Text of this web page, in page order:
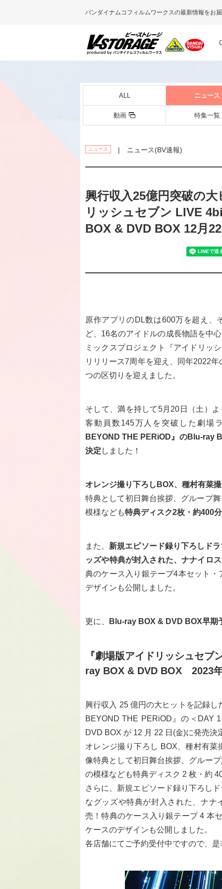
バンダイナムコフィルムワークスの最新情報をお
ALL ニュース
動画 特集一覧
ニュース | ニュース(BV速報)
興行収入25億円突破の
リッシュセブン LIVE
BOX & DVD BOX 12月
原作アプリのDL数は600万を超え、
ど、16名のアイドルの成長物語を中
ミックスプロジェクト『アイドリッ
リリリース7周年を迎え、同年2022
つの区切りを迎えました。
そして、満を持して5月20日（土）
客動員数145万人を突破した劇場
BEYOND THE PERiOD』のBlu-ray
決定 しました！
オレンジ撮り下ろしBOX、種村有菜
特典として初日舞台挨拶、グループ
模様なども特典ディスク2枚・約400
また、 新規エピソード録り下ろしド
ッズや特典が封入された、ナナイロ
典のケース入り銀テープ4本セット
デザインも公開しました。
更に、 Blu-ray BOX & DVD BOX早期
『劇場版アイドリッシュセ
ray BOX & DVD BOX 2023
興行収入 25 億円の大ヒットを記録
BEYOND THE PERiOD』の＜DAY
DVD BOX が 12 月 22 日(金)に発売決
オレンジ撮り下ろし BOX、種村有
像特典として初日舞台挨拶、グルー
の模様なども特典ディスク 2 枚・約
さらに、新規エピソード録り下ろし
なグッズや特典が封入された、ナナ
売！特典のケース入り銀テープ 4 本
ケースのデザインも公開しました。
各店舗にてご予約受付中ですので、